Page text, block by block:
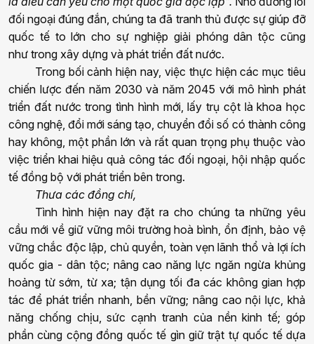
đối ngoại đúng đắn, chúng ta đã tranh thủ được sự giúp đỡ
quốc tế to lớn cho sự nghiệp giải phóng dân tộc cũng
như trong xây dựng và phát triển đất nước.
Trong bối cảnh hiện nay, việc thực hiện các mục tiêu
chiến lược đến năm 2030 và năm 2045 với mô hình phát
triển đất nước trong tình hìnhmới,lấy trụ cột là khoa học
công nghệ, đổi mới sáng tạo, chuyển đổi số có thành công
hay không, một phần lớn và rất quan trọng phụ thuộc vào
việc triển khai hiệu quả công tác đối ngoại, hội nhập quốc
tế đồng bộ với phát triển bên trong.
Thưa các đồng chí,
Tình hình hiện nay đặt ra cho chúng ta những yêu
cầu mới về giữ vững môi trường hoà bình, ổn định, bảo vệ
vững chắc độc lập, chủ quyền, toàn vẹn lãnh thổ và lợi ích
quốc gia - dân tộc; nâng cao năng lực ngăn ngừa khủng
hoảng từ sớm, từ xa; tận dụng tối đa các không gian hợp
tác để phát triển nhanh, bền vững; nâng cao nội lực, khả
năng chống chịu, sức cạnh tranh của nền kinh tế; góp
phần cùng cộng đồng quốc tế gìn giữ trật tự quốc tế dựa